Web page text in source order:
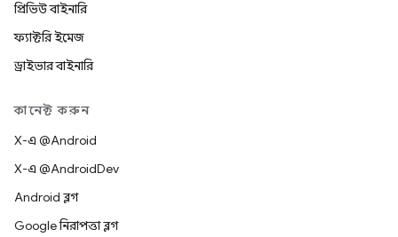
প্রিভিউ বাইনারি
ফ্যাক্টরি ইমেজ
ড্রাইভার বাইনারি
কানেক্ট করুন
X-এ @Android
X-এ @AndroidDev
Android ব্লগ
Google নিরাপত্তা ব্লগ